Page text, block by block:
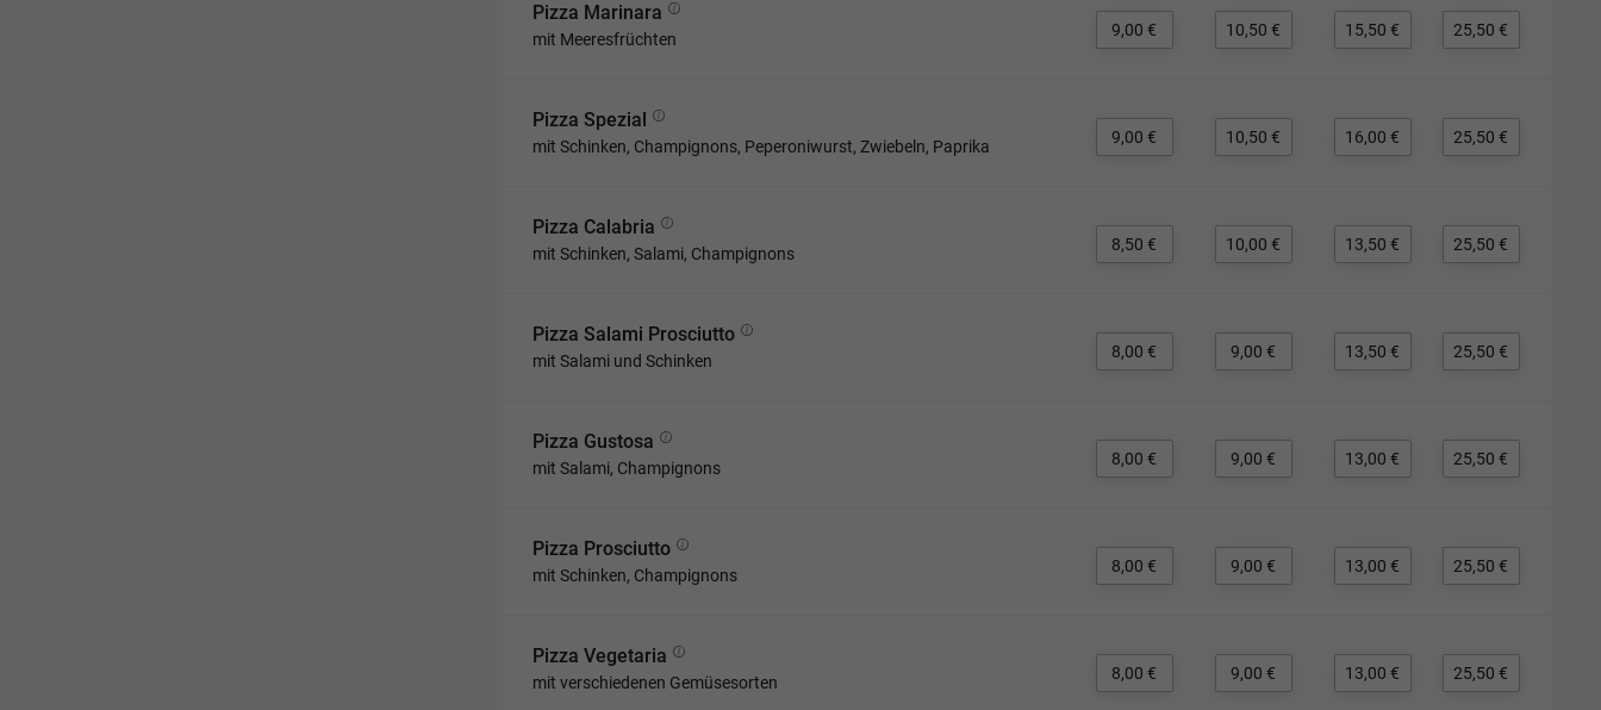
Pizza Marinara
mit Meeresfrüchten 9,00 € 10,50 € 15,50 € 25,50 €
Pizza Spezial
mit Schinken, Champignons, Peperoniwurst, Zwiebeln, Paprika 9,00 € 10,50 € 16,00 € 25,50 €
Pizza Calabria
mit Schinken, Salami, Champignons 8,50 € 10,00 € 13,50 € 25,50 €
Pizza Salami Prosciutto
mit Salami und Schinken 8,00 € 9,00 € 13,50 € 25,50 €
Pizza Gustosa
mit Salami, Champignons 8,00 € 9,00 € 13,00 € 25,50 €
Pizza Prosciutto
mit Schinken, Champignons 8,00 € 9,00 € 13,00 € 25,50 €
Pizza Vegetaria
mit verschiedenen Gemüsesorten 8,00 € 9,00 € 13,00 € 25,50 €